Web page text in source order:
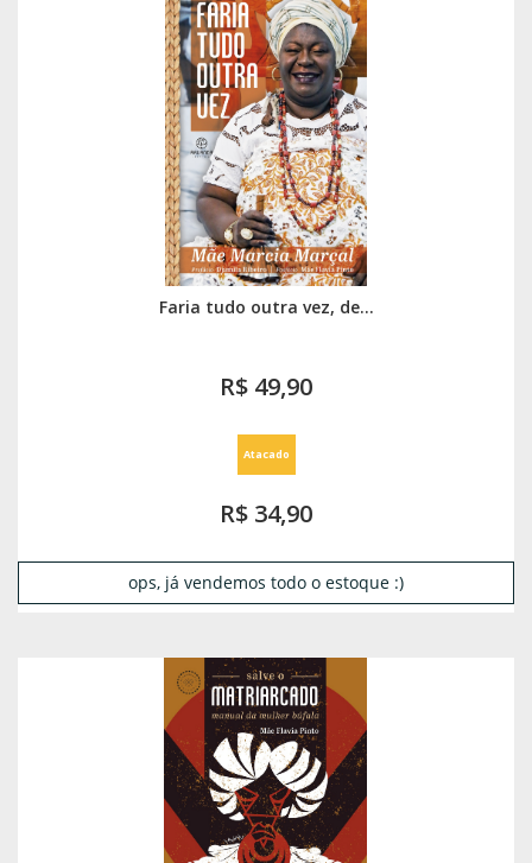
Faria tudo outra vez, de...
R$ 49,90
Atacado
R$ 34,90
ops, já vendemos todo o estoque :)